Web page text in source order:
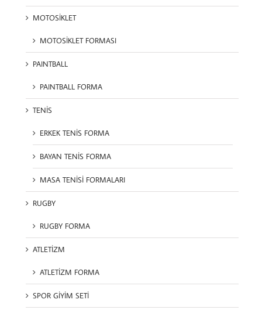
MOTOSİKLET
MOTOSİKLET FORMASI
PAINTBALL
PAINTBALL FORMA
TENİS
ERKEK TENİS FORMA
BAYAN TENİS FORMA
MASA TENİSİ FORMALARI
RUGBY
RUGBY FORMA
ATLETİZM
ATLETİZM FORMA
SPOR GİYİM SETİ